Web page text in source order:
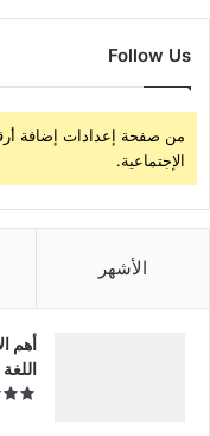
Follow Us
من صفحة إعدادات إضافة
الإجتماعية.
الأشهر
اللغة